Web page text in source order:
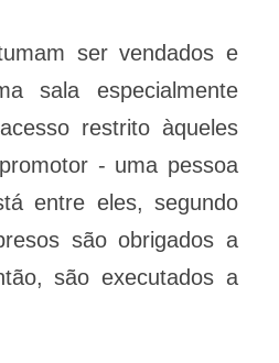
ser vendados e
sala especialmente
restrito àqueles
- uma pessoa
entre eles, segundo
são obrigados a
são executados a